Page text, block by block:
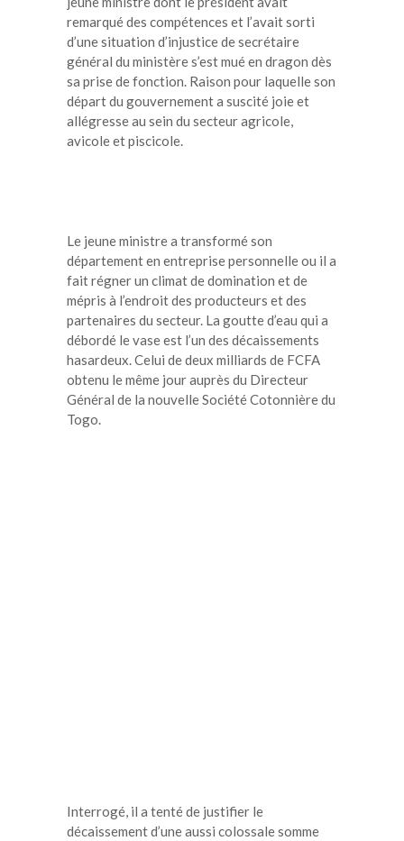
remarqué des compétences et l’avait sorti
d’une situation d’injustice de secrétaire
général du ministère s’est mué en dragon dès
sa prise de fonction. Raison pour laquelle son
départ du gouvernement a suscité joie et
allégresse au sein du secteur agricole,
avicole et piscicole.
Le jeune ministre a transformé son
département en entreprise personnelle ou il a
fait régner un climat de domination et de
mépris à l’endroit des producteurs et des
partenaires du secteur. La goutte d’eau qui a
débordé le vase est l’un des décaissements
hasardeux. Celui de deux milliards de FCFA
obtenu le même jour auprès du Directeur
Général de la nouvelle Société Cotonnière du
Togo.
Interrogé, il a tenté de justifier le
décaissement d’une aussi colossale somme